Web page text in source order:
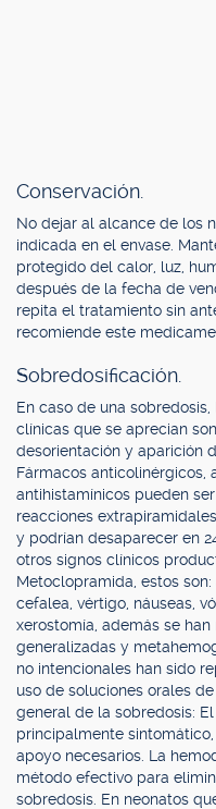
Conservación.
No dejar al alcance de los
indicada en el envase.
protegido del calor, luz,
después de la fecha de
repita el tratamiento sin
recomiende este
Sobredosificación.
En caso de una
clínicas que se aprecian
desorientación y aparición
Fármacos anticolinérgicos,
antihistamínicos pueden
reacciones
y podrían desaparecer en
otros signos clínicos
Metoclopramida, estos
cefalea, vértigo, náuseas,
xerostomía, además se
generalizadas y
no intencionales han sido
uso de soluciones orales
general de la sobredosis:
principalmente
apoyo necesarios. La
método efectivo para
sobredosis. En neonatos